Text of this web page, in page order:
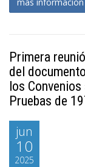
Primera
del
los
Pruebas de
jun
10
2025